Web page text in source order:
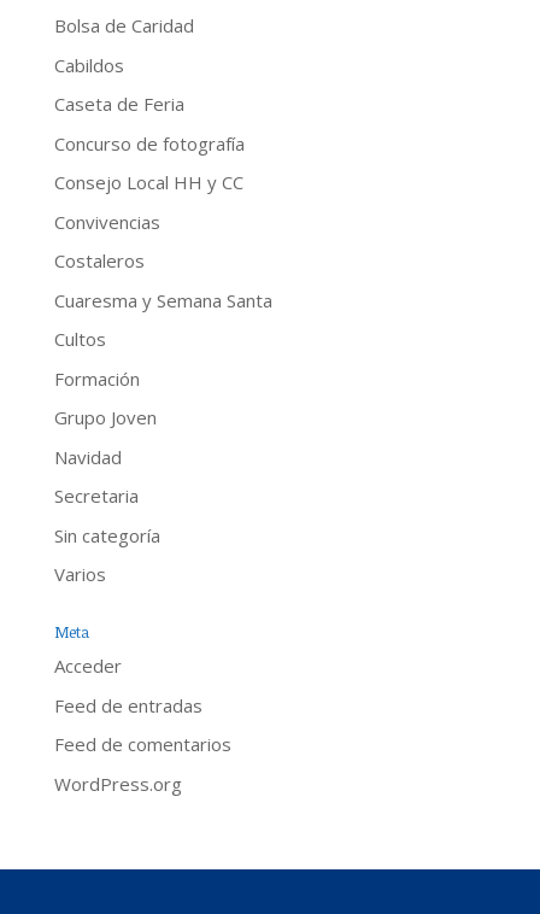
Bolsa de Caridad
Cabildos
Caseta de Feria
Concurso de fotografía
Consejo Local HH y CC
Convivencias
Costaleros
Cuaresma y Semana Santa
Cultos
Formación
Grupo Joven
Navidad
Secretaria
Sin categoría
Varios
Meta
Acceder
Feed de entradas
Feed de comentarios
WordPress.org